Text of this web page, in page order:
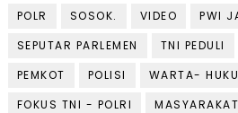
POLR
SOSOK. VIDEO
PWI
SEPUTAR PARLEMEN
TNI PEDULI
PEMKOT
POLISI
WARTA-
FOKUS TNI - POLRI
MASYARAKAT